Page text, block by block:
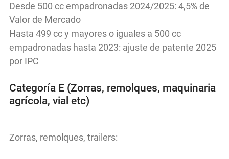
Desde 500 cc empadronadas 2024/2025: 4,5% de
Valor de Mercado
Hasta 499 cc y mayores o iguales a 500 cc
empadronadas hasta 2023: ajuste de patente 2025
por IPC
Categoría E (Zorras, remolques, maquinaria
agrícola, vial etc)
Zorras, remolques, trailers: